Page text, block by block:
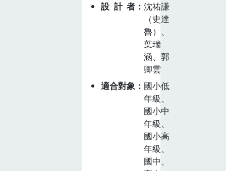
設計者
沈祐謙
（史達
魯）、
葉瑞
涵、郭
卿雲
適合對象
國小低
年級、
國小中
年級、
國小高
年級、
國中、